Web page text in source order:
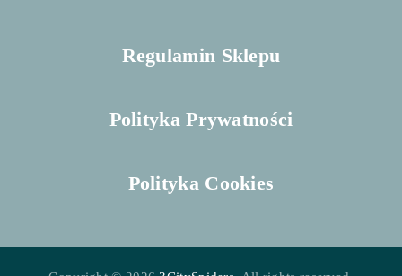
Regulamin Sklepu
Polityka Prywatności
Polityka Cookies